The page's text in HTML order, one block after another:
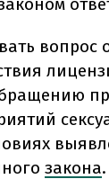
вопрос
закона.